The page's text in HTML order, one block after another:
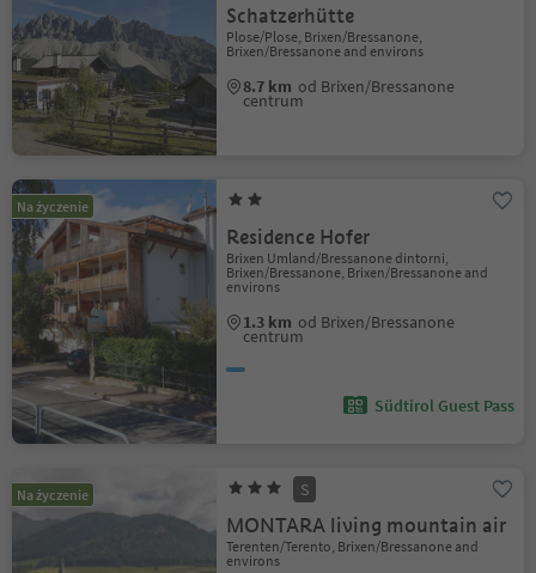
Schatzerhütte
Plose/Plose, Brixen/Bressanone,
Brixen/Bressanone and environs
8.7 km od Brixen/Bressanone
centrum
Na życzenie
Residence Hofer
Brixen Umland/Bressanone dintorni,
Brixen/Bressanone, Brixen/Bressanone and
environs
1.3 km od Brixen/Bressanone
centrum
Südtirol Guest Pass
Na życzenie S
MONTARA living mountain air
Terenten/Terento, Brixen/Bressanone and
environs